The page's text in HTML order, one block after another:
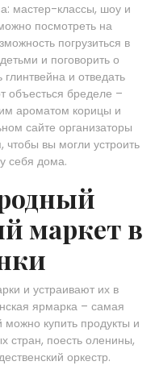
мастер-классы, шоу и
посмотреть на
погрузиться в
и поговорить о
и отведать
объесться бределе –
ароматом корицы и
сайте организаторы
вы могли устроить
себя дома.
маркет в
и устраивают их в
ярмарка – самая
купить продукты и
стран, поесть оленины,
оркестр.